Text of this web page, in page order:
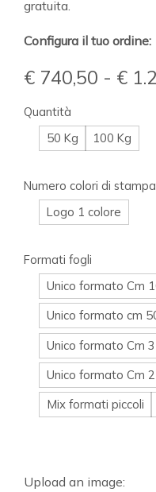
gratuita.
Configura il tuo ordine:
€ 740,50 - €
Quantità
50 Kg
100 Kg
Numero colori di stampa
Logo 1 colore
Formati fogli
Unico formato Cm
Unico formato cm
Unico formato Cm
Unico formato Cm
Mix formati piccoli
Upload an image: